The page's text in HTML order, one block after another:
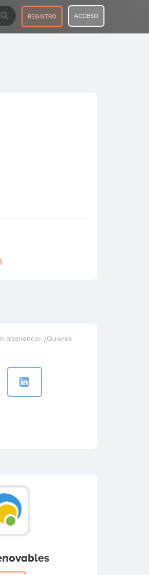
REGISTRO ACCESO
apariencia. ¿Quieres